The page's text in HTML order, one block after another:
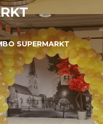
SUPERMARKT